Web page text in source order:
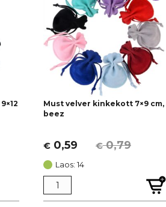
[+]
Must velver kinkekott 7×9 cm,
beez
€0,79
Algne
hind
oli:
€ 0,79.
€ 0,59
Current
price
is:
€ 0,59.
Laos: 14